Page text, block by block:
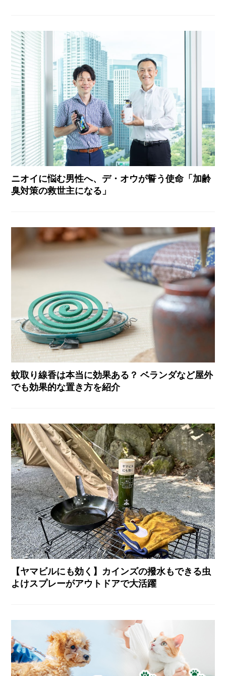
ニオイに悩む男性へ、デ・オウが誓う使命「加齢
臭対策の救世主になる」
蚊取り線香は本当に効果ある？ ベランダなど屋外
でも効果的な置き方を紹介
【ヤマビルにも効く】カインズの撥水もできる虫
よけスプレーがアウトドアで大活躍